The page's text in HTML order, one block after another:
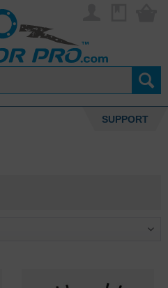
SUPPORT